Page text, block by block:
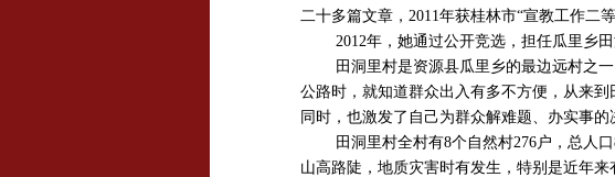
二十多篇文章，2011年获桂林市“宣教工作二
2012年，她通过公开竞选，担任瓜里乡
田洞里村是资源县瓜里乡的最边远村之
公路时，就知道群众出入有多不方便，从来
同时，也激发了自己为群众解难题、办实事的
田洞里村全村有8个自然村276户，总人
山高路陡，地质灾害时有发生，特别是近年